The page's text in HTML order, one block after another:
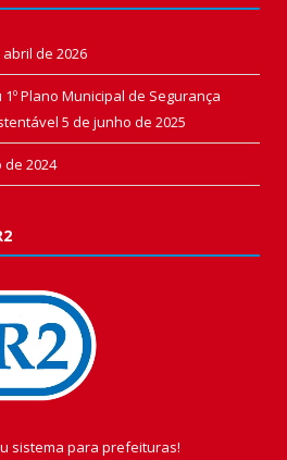
abril de 2026
Plano Municipal de Segurança
5 de junho de 2025
de 2024
sistema para prefeituras!